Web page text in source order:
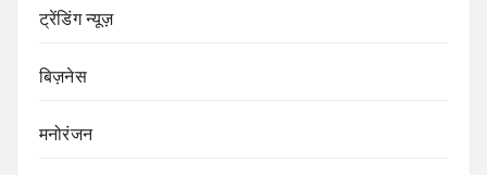
ट्रेंडिंग न्यूज़
बिज़नेस
मनोरंजन